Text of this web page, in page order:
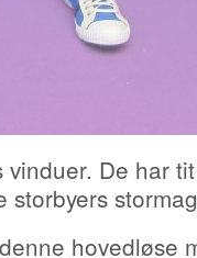
vinduer. De har
hovedløse